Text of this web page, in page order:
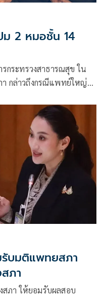
2 หมอชั้น 14
กระทรวงสาธารณสุข ใน
กล่าวถึงกรณีแพทย์ใหญ่
บมติแพทยสภา
ภา
สภา ให้ยอมรับผลสอบ